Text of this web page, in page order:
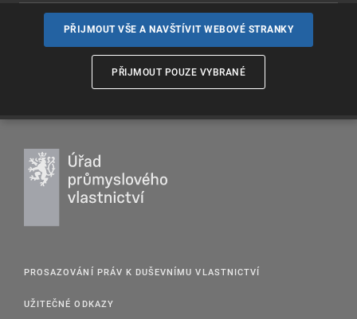
Doložka vykonatelnosti se vyznačuje na základě žádosti
oprávněného účastníka, po prověření pravosti titulu.
PROSAZOVÁNÍ PRÁV K DUŠEVNÍMU VLASTNICTVÍ
UŽITEČNÉ ODKAZY
PŘIJMOUT VŠE A NAVŠTÍVIT WEBOVÉ STRANKY
PŘIJMOUT POUZE VYBRANÉ